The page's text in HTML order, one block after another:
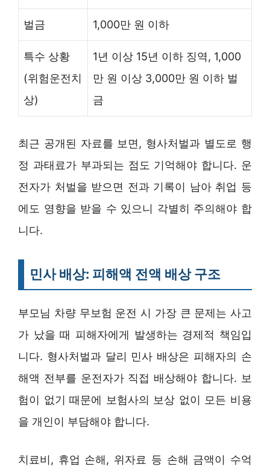
벌금 1,000만 원 이하
특수 상황
(위험운전치
상)
1년 이상 15년 이하 징역, 1,000
만 원 이상 3,000만 원 이하 벌
금
최근 공개된 자료를 보면, 형사처벌과 별도로 행
정 과태료가 부과되는 점도 기억해야 합니다. 운
전자가 처벌을 받으면 전과 기록이 남아 취업 등
에도 영향을 받을 수 있으니 각별히 주의해야 합
니다.
민사 배상: 피해액 전액 배상 구조
부모님 차량 무보험 운전 시 가장 큰 문제는 사고
가 났을 때 피해자에게 발생하는 경제적 책임입
니다. 형사처벌과 달리 민사 배상은 피해자의 손
해액 전부를 운전자가 직접 배상해야 합니다. 보
험이 없기 때문에 보험사의 보상 없이 모든 비용
을 개인이 부담해야 합니다.
치료비, 휴업 손해, 위자료 등 손해 금액이 수억